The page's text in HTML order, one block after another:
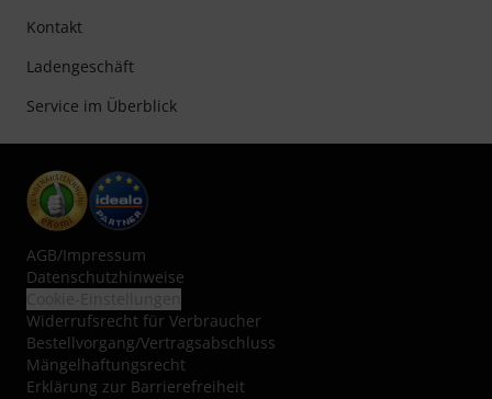
Kontakt
Ladengeschäft
Service im Überblick
AGB/Impressum
Datenschutzhinweise
Widerrufsrecht für Verbraucher
Bestellvorgang/Vertragsabschluss
Mängelhaftungsrecht
Erklärung zur Barrierefreiheit